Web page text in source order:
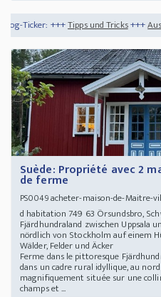
und Tricks+++Auswandern+++
Suède: Propriété avec 2
de ferme
PS0049acheter-maison-de-Maitre-
d habitation 749 63 Örsundsbro,
Fjärdhundraland zwischen Uppsala
nördlich von Stockholm auf einem
Wälder, Felder und Äcker
Ferme dans le pittoresque
dans un cadre rural idyllique, au
magnifiquement située sur une
champs et ...